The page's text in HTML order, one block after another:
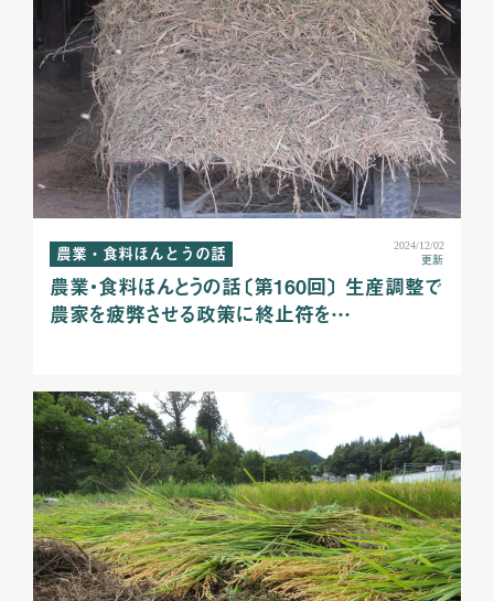
農業・食料ほんとうの話
2024/12/02
更新
農業・食料ほんとうの話〔第160回〕 生産調整で
農家を疲弊させる政策に終止符を…